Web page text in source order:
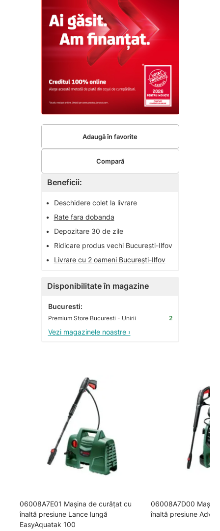
Beneficii:
•
Deschidere colet la livrare
•
Rate fara dobanda
•
Depozitare 30 de zile
•
Ridicare produs vechi București-Ilfov
•
Livrare cu 2 oameni București-Ilfov
Disponibilitate în magazine
Bucuresti:
Premium Store Bucuresti - Unirii 2
Vezi magazinele noastre ›
Adaugă în favorite
Compară
06008A7E01 Maşina de curăţat cu
înaltă presiune Lance lungă
EasyAquatak 100
06008A7D00 Maşini
înaltă presiune